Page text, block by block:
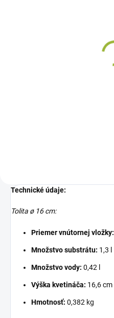
Technické údaje:
Tolita ø 16 cm:
Priemer vnútornej vložky:
Množstvo substrátu: 1,3 l
Množstvo vody: 0,42 l
Výška kvetináča: 16,6 cm
Hmotnosť: 0,382 kg